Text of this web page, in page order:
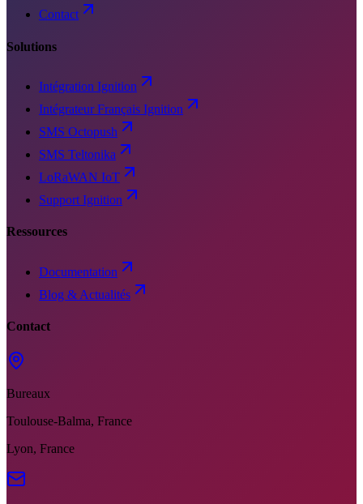
Contact
Solutions
Intégration Ignition
Intégrateur Français Ignition
SMS Octopush
SMS Teltonika
LoRaWAN IoT
Support Ignition
Ressources
Documentation
Blog & Actualités
Contact
Bureaux
Toulouse-Balma, France
Lyon, France